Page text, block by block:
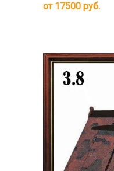
от 17500 руб.